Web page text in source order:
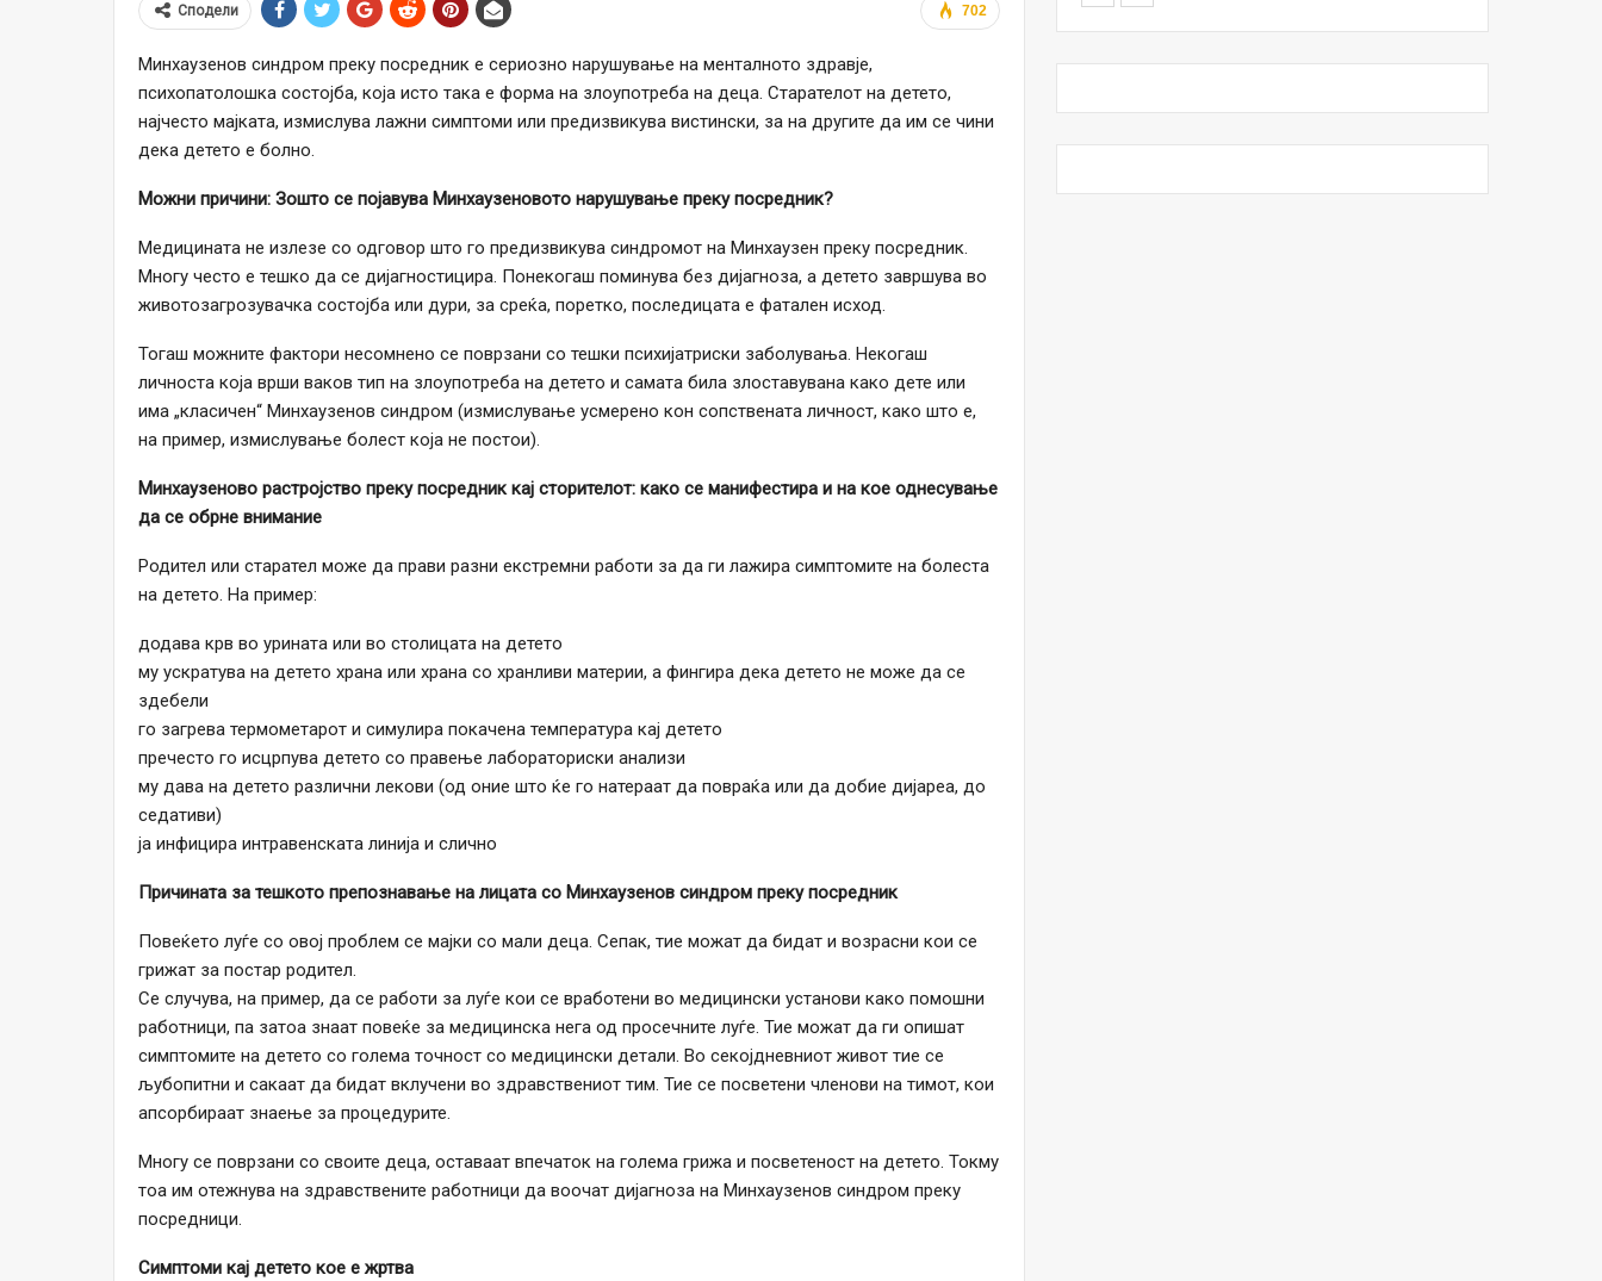
702
Сподели
Минхаузенов синдром преку посредник е сериозно нарушување на менталното здравје,
психопатолошка состојба, која исто така е форма на злоупотреба на деца. Старателот на детето,
најчесто мајката, измислува лажни симптоми или предизвикува вистински, за на другите да им се чини
дека детето е болно.
Можни причини: Зошто се појавува Минхаузеновото нарушување преку посредник?
Медицината не излезе со одговор што го предизвикува синдромот на Минхаузен преку посредник.
Многу често е тешко да се дијагностицира. Понекогаш поминува без дијагноза, а детето завршува во
животозагрозувачка состојба или дури, за среќа, поретко, последицата е фатален исход.
Тогаш можните фактори несомнено се поврзани со тешки психијатриски заболувања. Некогаш
личноста која врши ваков тип на злоупотреба на детето и самата била злоставувана како дете или
има „класичен“ Минхаузенов синдром (измислување усмерено кон сопствената личност, како што е,
на пример, измислување болест која не постои).
Минхаузеново растројство преку посредник кај сторителот: како се манифестира и на кое однесување
да се обрне внимание
Родител или старател може да прави разни екстремни работи за да ги лажира симптомите на болеста
на детето. На пример:
додава крв во урината или во столицата на детето
му ускратува на детето храна или храна со хранливи материи, а фингира дека детето не може да се
здебели
го загрева термометарот и симулира покачена температура кај детето
пречесто го исцрпува детето со правење лабораториски анализи
му дава на детето различни лекови (од оние што ќе го натераат да повраќа или да добие дијареа, до
седативи)
ја инфицира интравенската линија и слично
Причината за тешкото препознавање на лицата со Минхаузенов синдром преку посредник
Повеќето луѓе со овој проблем се мајки со мали деца. Сепак, тие можат да бидат и возрасни кои се
грижат за постар родител.
Се случува, на пример, да се работи за луѓе кои се вработени во медицински установи како помошни
работници, па затоа знаат повеќе за медицинска нега од просечните луѓе. Тие можат да ги опишат
симптомите на детето со голема точност со медицински детали. Во секојдневниот живот тие се
љубопитни и сакаат да бидат вклучени во здравствениот тим. Тие се посветени членови на тимот, кои
апсорбираат знаење за процедурите.
Многу се поврзани со своите деца, оставаат впечаток на голема грижа и посветеност на детето. Токму
тоа им отежнува на здравствените работници да воочат дијагноза на Минхаузенов синдром преку
посредници.
Симптоми кај детето кое е жртва